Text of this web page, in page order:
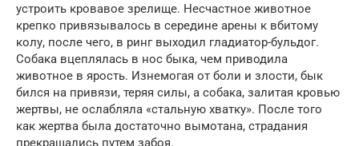
устроить кровавое зрелище. Несчастное животное
крепко привязывалось в середине арены к вбитому
колу, после чего, в ринг выходил гладиатор-бульдог.
Собака вцеплялась в нос быка, чем приводила
животное в ярость. Изнемогая от боли и злости, бык
бился на привязи, теряя силы, а собака, залитая кровью
жертвы, не ослабляла «стальную хватку». После того
как жертва была достаточно вымотана, страдания
прекращались путем забоя.